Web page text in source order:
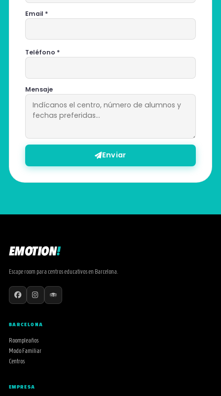
Email *
Teléfono *
Mensaje
Enviar
EMOTION!
Escape room para centros educativos en Barcelona.
BARCELONA
Roompleaños
Modo Familiar
Centros
EMPRESA